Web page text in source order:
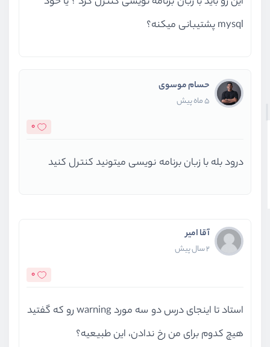
mysql پشتیبانی میکنه؟
حسام موسوی
5 ماه پیش
0
درود بله با زبان برنامه نویسی میتونید کنترل کنید
آقا امیر
2 سال پیش
0
استاد تا اینجای درس دو سه مورد warning رو که گفتید
هیچ کدوم برای من رخ ندادن، این طبیعیه؟